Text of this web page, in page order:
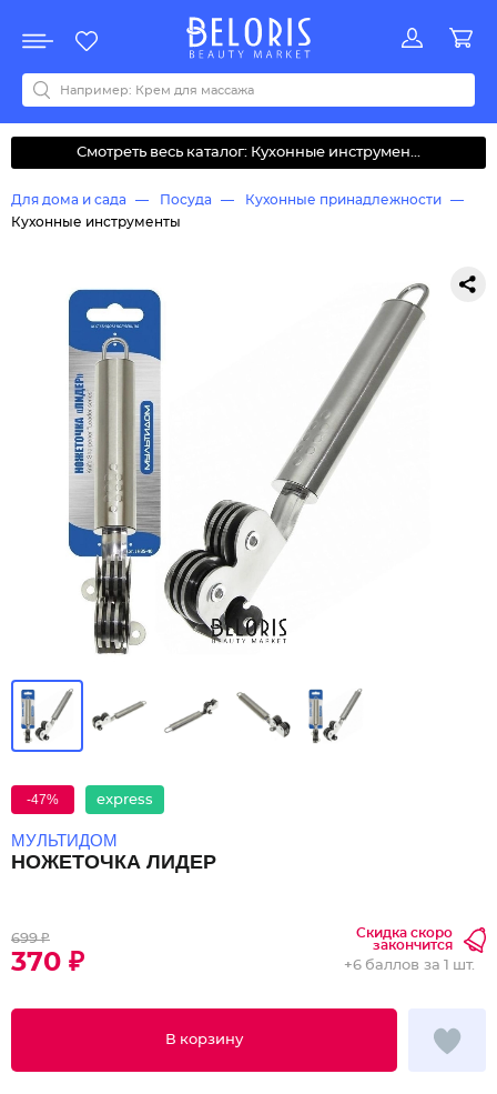
Акции
Все бренды
0-9ABCDEFGHIJKLMNOPQRSTUVWYZАБВДЗИМОКЛНПРСТУФ
Смотреть весь каталог: Кухонные инструмен...
Для дома и сада Посуда
Кухонные принадлежности
Кухонные инструменты
-47% express
МУЛЬТИДОМ
НОЖЕТОЧКА ЛИДЕР
699 ₽
370 ₽
Скидка скоро
закончится
В корзину
+6 баллов за 1 шт.